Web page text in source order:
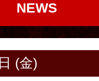
NEWS
(金)